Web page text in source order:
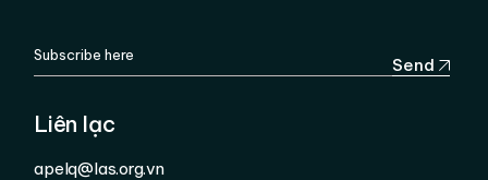
Send
Liên lạc
apelq@las.org.vn